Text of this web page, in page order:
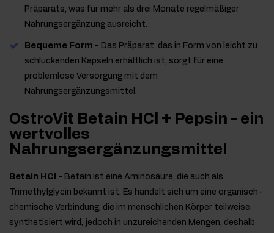
Präparats, was für mehr als drei Monate regelmäßiger
Nahrungsergänzung ausreicht.
Bequeme Form - Das Präparat, das in Form von leicht zu
schluckenden Kapseln erhältlich ist, sorgt für eine
problemlose Versorgung mit dem
Nahrungsergänzungsmittel.
OstroVit Betain HCl + Pepsin - ein
wertvolles
Nahrungsergänzungsmittel
Betain HCl
- Betain ist eine Aminosäure, die auch als
Trimethylglycin bekannt ist. Es handelt sich um eine organisch-
chemische Verbindung, die im menschlichen Körper teilweise
synthetisiert wird, jedoch in unzureichenden Mengen, deshalb